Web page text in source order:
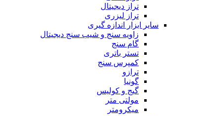
تراز دیجیتال
تراز لیزری
سایر ابزار اندازه گیری
زاویه سنج و شیب سنج دیجیتال
گام سنج
تستر باتری
کمپرس سنج
ترازو
گونیا
گیج و کولیس
مولتی متر
میکرومتر